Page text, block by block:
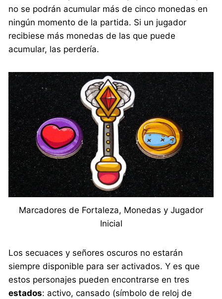
no se podrán acumular más de cinco monedas en
ningún momento de la partida. Si un jugador
recibiese más monedas de las que puede
acumular, las perdería.
Marcadores de Fortaleza, Monedas y Jugador
Inicial
Los secuaces y señores oscuros no estarán
siempre disponible para ser activados. Y es que
estos personajes pueden encontrarse en tres
estados: activo, cansado (símbolo de reloj de